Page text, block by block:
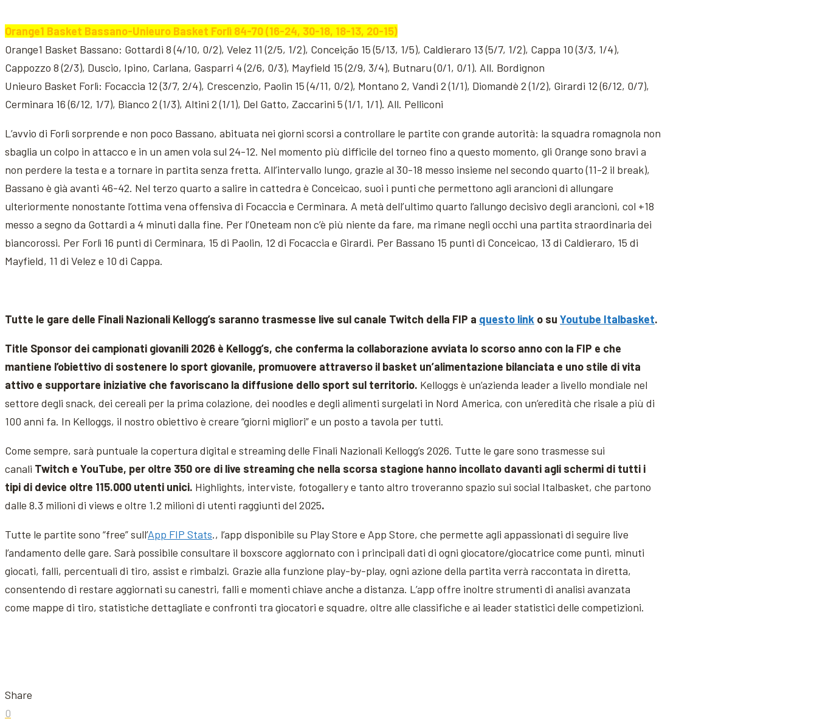
Orange1 Basket Bassano-Unieuro Basket Forlì 84-70 (16-24, 30-18, 18-13, 20-15)
Orange1 Basket Bassano: Gottardi 8 (4/10, 0/2), Velez 11 (2/5, 1/2), Conceição 15 (5/13, 1/5), Caldieraro 13 (5/7, 1/2), Cappa 10 (3/3, 1/4),
Cappozzo 8 (2/3), Duscio, Ipino, Carlana, Gasparri 4 (2/6, 0/3), Mayfield 15 (2/9, 3/4), Butnaru (0/1, 0/1). All. Bordignon
Unieuro Basket Forlì: Focaccia 12 (3/7, 2/4), Crescenzio, Paolin 15 (4/11, 0/2), Montano 2, Vandi 2 (1/1), Diomandè 2 (1/2), Girardi 12 (6/12, 0/7),
Cerminara 16 (6/12, 1/7), Bianco 2 (1/3), Altini 2 (1/1), Del Gatto, Zaccarini 5 (1/1, 1/1). All. Pelliconi
L’avvio di Forlì sorprende e non poco Bassano, abituata nei giorni scorsi a controllare le partite con grande autorità: la squadra romagnola non
sbaglia un colpo in attacco e in un amen vola sul 24-12. Nel momento più difficile del torneo fino a questo momento, gli Orange sono bravi a
non perdere la testa e a tornare in partita senza fretta. All’intervallo lungo, grazie al 30-18 messo insieme nel secondo quarto (11-2 il break),
Bassano è già avanti 46-42. Nel terzo quarto a salire in cattedra è Conceicao, suoi i punti che permettono agli arancioni di allungare
ulteriormente nonostante l’ottima vena offensiva di Focaccia e Cerminara. A metà dell’ultimo quarto l’allungo decisivo degli arancioni, col +18
messo a segno da Gottardi a 4 minuti dalla fine. Per l’Oneteam non c’è più niente da fare, ma rimane negli occhi una partita straordinaria dei
biancorossi. Per Forlì 16 punti di Cerminara, 15 di Paolin, 12 di Focaccia e Girardi. Per Bassano 15 punti di Conceicao, 13 di Caldieraro, 15 di
Mayfield, 11 di Velez e 10 di Cappa.
Tutte le gare delle Finali Nazionali Kellogg’s saranno trasmesse live sul canale Twitch della FIP a questo link o su Youtube Italbasket.
Title Sponsor dei campionati giovanili 2026 è Kellogg’s, che conferma la collaborazione avviata lo scorso anno con la FIP e che
mantiene l’obiettivo di sostenere lo sport giovanile, promuovere attraverso il basket un’alimentazione bilanciata e uno stile di vita
attivo e supportare iniziative che favoriscano la diffusione dello sport sul territorio. Kelloggs è un’azienda leader a livello mondiale nel
settore degli snack, dei cereali per la prima colazione, dei noodles e degli alimenti surgelati in Nord America, con un’eredità che risale a più di
100 anni fa. In Kelloggs, il nostro obiettivo è creare “giorni migliori” e un posto a tavola per tutti.
Come sempre, sarà puntuale la copertura digital e streaming delle Finali Nazionali Kellogg’s 2026. Tutte le gare sono trasmesse sui
canali Twitch e YouTube, per oltre 350 ore di live streaming che nella scorsa stagione hanno incollato davanti agli schermi di tutti i
tipi di device oltre 115.000 utenti unici. Highlights, interviste, fotogallery e tanto altro troveranno spazio sui social Italbasket, che partono
dalle 8.3 milioni di views e oltre 1.2 milioni di utenti raggiunti del 2025.
Tutte le partite sono “free” sull’App FIP Stats., l’app disponibile su Play Store e App Store, che permette agli appassionati di seguire live
l’andamento delle gare. Sarà possibile consultare il boxscore aggiornato con i principali dati di ogni giocatore/giocatrice come punti, minuti
giocati, falli, percentuali di tiro, assist e rimbalzi. Grazie alla funzione play-by-play, ogni azione della partita verrà raccontata in diretta,
consentendo di restare aggiornati su canestri, falli e momenti chiave anche a distanza. L’app offre inoltre strumenti di analisi avanzata
come mappe di tiro, statistiche dettagliate e confronti tra giocatori e squadre, oltre alle classifiche e ai leader statistici delle competizioni.
Share
0